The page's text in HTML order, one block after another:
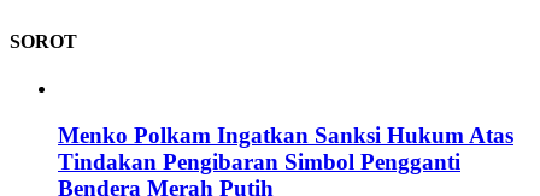
SOROT
Menko Polkam Ingatkan Sanksi Hukum Atas
Tindakan Pengibaran Simbol Pengganti
Bendera Merah Putih